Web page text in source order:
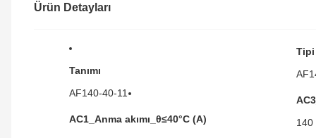
Ürün Detayları
Tanımı
AF140-40-11
AC1_Anma akımı_θ≤40°C (A)
Tipi
140